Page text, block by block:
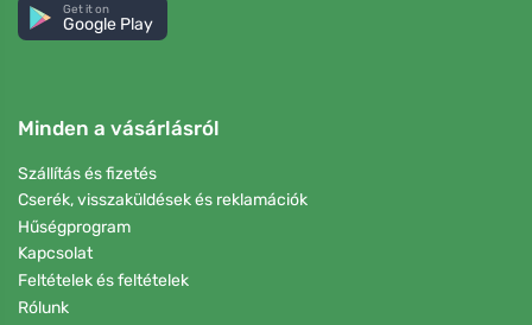
Get it on
Google Play
Minden a vásárlásról
Szállítás és fizetés
Cserék, visszaküldések és reklamációk
Hűségprogram
Kapcsolat
Feltételek és feltételek
Rólunk